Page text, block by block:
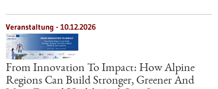
Veranstaltung - 10.12.2026
From Innovation To Impact: How Alpine
Regions Can Build Stronger, Greener And